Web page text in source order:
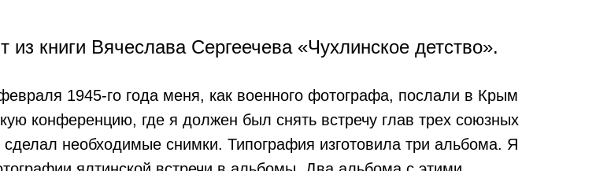
из книги Вячеслава Сергеечева «Чухлинское детство».
1945-го года меня, как военного фотографа, послали в Крым
конференцию, где я должен был снять встречу глав трех союзных
необходимые снимки. Типография изготовила три альбома. Я